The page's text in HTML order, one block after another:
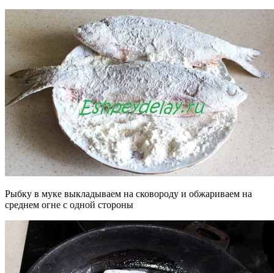
Рыбку в муке выкладываем на сковороду и обжариваем на
среднем огне с одной стороны